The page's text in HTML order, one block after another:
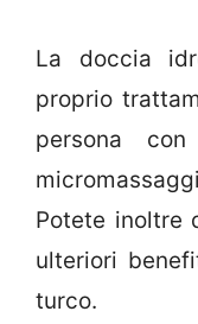
La doccia
proprio
persona
Potete inoltre
ulteriori
turco.